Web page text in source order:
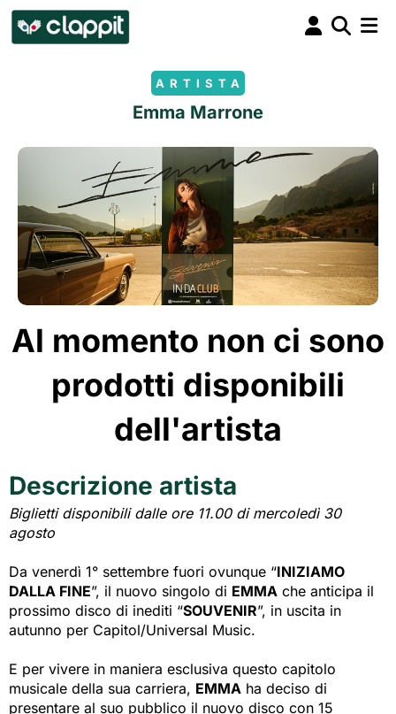
ARTISTA
Emma Marrone
Al momento non ci sono
prodotti disponibili
dell'artista
Descrizione artista
Biglietti disponibili dalle ore 11.00 di mercoledì 30
agosto
Da venerdì 1° settembre fuori ovunque “INIZIAMO
DALLA FINE”, il nuovo singolo di EMMA che anticipa il
prossimo disco di inediti “SOUVENIR”, in uscita in
autunno per Capitol/Universal Music.
E per vivere in maniera esclusiva questo capitolo
musicale della sua carriera, EMMA ha deciso di
presentare al suo pubblico il nuovo disco con 15